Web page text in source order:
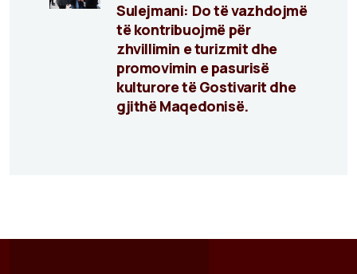
Sulejmani: Do të vazhdojmë
të kontribuojmë për
zhvillimin e turizmit dhe
promovimin e pasurisë
kulturore të Gostivarit dhe
gjithë Maqedonisë.